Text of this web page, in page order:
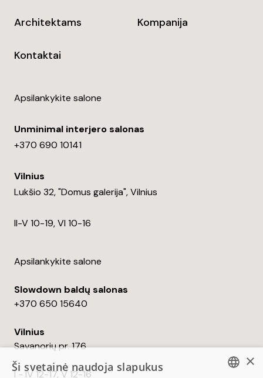
Architektams Kompanija
Kontaktai
Apsilankykite salone
Unminimal interjero salonas
+370 690 10141
Vilnius
Lukšio 32, "Domus galerija", Vilnius
II-V 10-19, VI 10-16
Apsilankykite salone
Slowdown baldų salonas
+370 650 15640
Vilnius
Savanorių pr. 176
I - IV 12-17, V 12-16
×
Ši svetainė naudoja slapukus